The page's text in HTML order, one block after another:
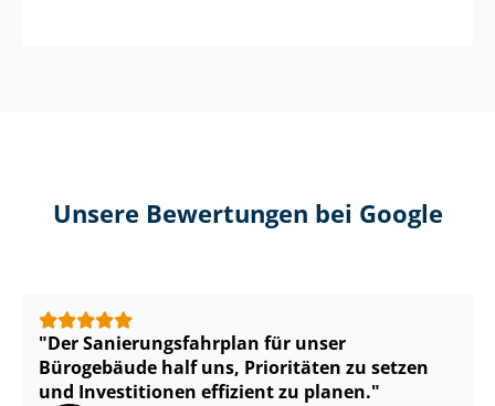
Unsere Bewertungen bei Google
Der Sa­nie­rungs­fahr­plan für unser
Bürogebäude half uns, Prioritäten zu setzen
und Investitionen effizient zu planen.